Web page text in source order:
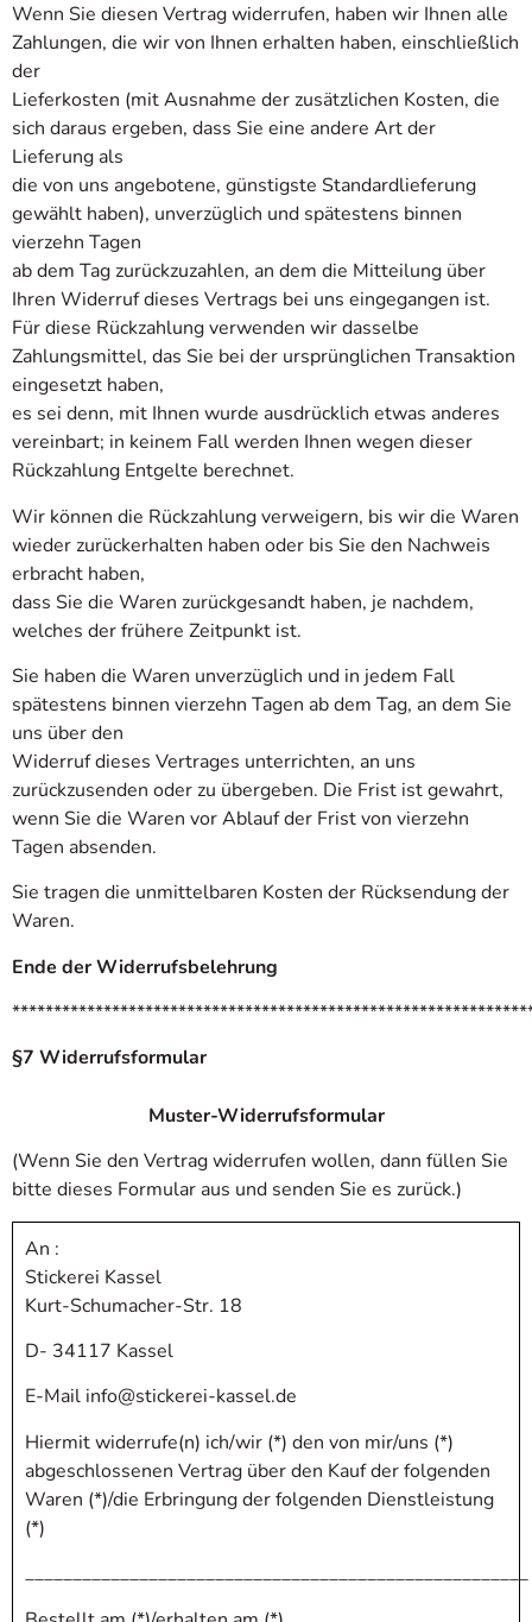
Wenn Sie diesen Vertrag widerrufen, haben wir Ihnen alle
Zahlungen, die wir von Ihnen erhalten haben, einschließlich
der
Lieferkosten (mit Ausnahme der zusätzlichen Kosten, die
sich daraus ergeben, dass Sie eine andere Art der
Lieferung als
die von uns angebotene, günstigste Standardlieferung
gewählt haben), unverzüglich und spätestens binnen
vierzehn Tagen
ab dem Tag zurückzuzahlen, an dem die Mitteilung über
Ihren Widerruf dieses Vertrags bei uns eingegangen ist.
Für diese Rückzahlung verwenden wir dasselbe
Zahlungsmittel, das Sie bei der ursprünglichen Transaktion
eingesetzt haben,
es sei denn, mit Ihnen wurde ausdrücklich etwas anderes
vereinbart; in keinem Fall werden Ihnen wegen dieser
Rückzahlung Entgelte berechnet.
Wir können die Rückzahlung verweigern, bis wir die Waren
wieder zurückerhalten haben oder bis Sie den Nachweis
erbracht haben,
dass Sie die Waren zurückgesandt haben, je nachdem,
welches der frühere Zeitpunkt ist.
Sie haben die Waren unverzüglich und in jedem Fall
spätestens binnen vierzehn Tagen ab dem Tag, an dem Sie
uns über den
Widerruf dieses Vertrages unterrichten, an uns
zurückzusenden oder zu übergeben. Die Frist ist gewahrt,
wenn Sie die Waren vor Ablauf der Frist von vierzehn
Tagen absenden.
Sie tragen die unmittelbaren Kosten der Rücksendung der
Waren.
Ende der Widerrufsbelehrung
§7 Widerrufsformular
Muster-Widerrufsformular
(Wenn Sie den Vertrag widerrufen wollen, dann füllen Sie
bitte dieses Formular aus und senden Sie es zurück.)
An :
Stickerei Kassel
Kurt-Schumacher-Str. 18
D- 34117 Kassel
E-Mail info@stickerei-kassel.de
Hiermit widerrufe(n) ich/wir (*) den von mir/uns (*)
abgeschlossenen Vertrag über den Kauf der folgenden
Waren (*)/die Erbringung der folgenden Dienstleistung
(*)
_____________________________________________________